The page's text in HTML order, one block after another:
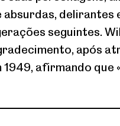
absurdas,
seguintes.
após
afirmando